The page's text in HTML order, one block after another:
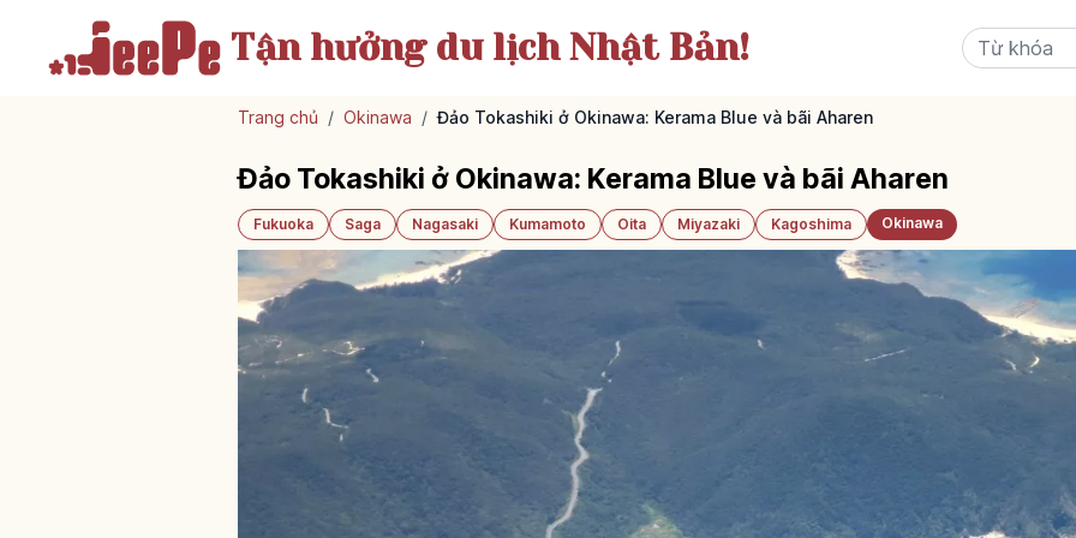
Tận hưởngdu lịch Nhật Bản!
Trang chủ / Okinawa / Đảo Tokashiki ở Okinawa: Kerama Blue và bãi Aharen
Đảo Tokashiki ở Okinawa: Kerama Blue và bãi Aharen
Fukuoka Saga Nagasaki Kumamoto Oita Miyazaki Kagoshima Okinawa